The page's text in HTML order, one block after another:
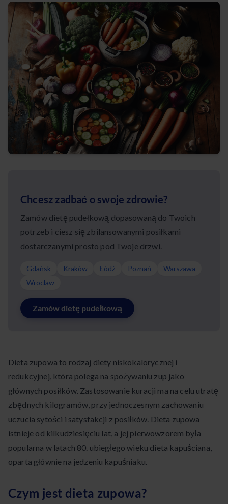
Chcesz zadbać o swoje zdrowie?
Zamów dietę pudełkową dopasowaną do Twoich
potrzeb i ciesz się zbilansowanymi posiłkami
dostarczanymi prosto pod Twoje drzwi.
Gdańsk Kraków Łódź Poznań
Warszawa
Wrocław
Zamów dietę pudełkową
Dieta zupowa to rodzaj diety niskokalorycznej i
redukcyjnej, która polega na spożywaniu zup jako
głównych posiłków. Zastosowanie kuracji ma na celu utratę
zbędnych kilogramów, przy jednoczesnym zachowaniu
uczucia sytości i satysfakcji z posiłków. Dieta zupowa
istnieje od kilkudziesięciu lat, a jej pierwowzorem była
popularna w latach 80. ubiegłego wieku dieta kapuściana,
oparta głównie na jedzeniu kapuśniaku.
Czym jest dieta zupowa?